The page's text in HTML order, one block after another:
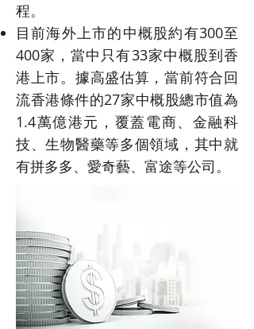
程。
目前海外上市的中概股約有300至
400家，當中只有33家中概股到香
港上市。據高盛估算，當前符合回
流香港條件的27家中概股總市值為
1.4萬億港元，覆蓋電商、金融科
技、生物醫藥等多個領域，其中就
有拼多多、愛奇藝、富途等公司。